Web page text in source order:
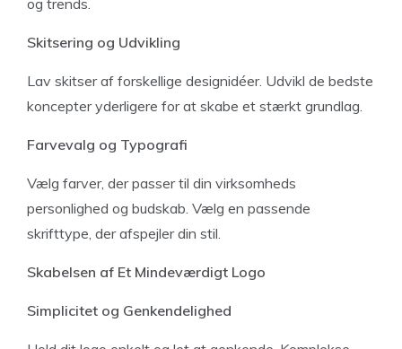
og trends.
Skitsering og Udvikling
Lav skitser af forskellige designidéer. Udvikl de bedste
koncepter yderligere for at skabe et stærkt grundlag.
Farvevalg og Typografi
Vælg farver, der passer til din virksomheds
personlighed og budskab. Vælg en passende
skrifttype, der afspejler din stil.
Skabelsen af Et Mindeværdigt Logo
Simplicitet og Genkendelighed